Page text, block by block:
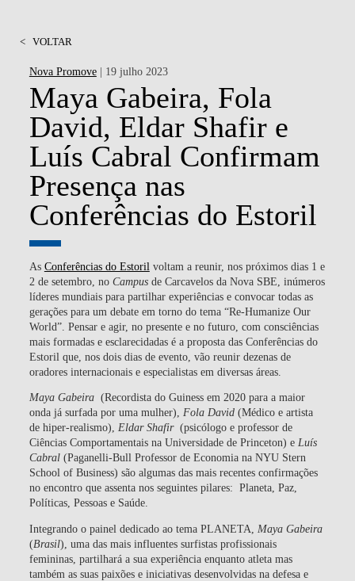
< VOLTAR
Nova Promove| 19 julho 2023
Maya Gabeira, Fola
David, Eldar Shafir e
Luís Cabral Confirmam
Presença nas
Conferências do Estoril
As Conferências do Estoril voltam a reunir, nos próximos dias 1 e
2 de setembro, no Campusde Carcavelos da Nova SBE, inúmeros
líderes mundiais para partilhar experiências e convocar todas as
gerações para um debate em torno do tema “Re-Humanize Our
World”. Pensar e agir, no presente e no futuro, com consciências
mais formadas e esclarecidadas é a proposta das Conferências do
Estoril que, nos dois dias de evento, vão reunir dezenas de
oradores internacionais e especialistas em diversas áreas.
Maya Gabeira(Recordista do Guiness em 2020 para a maior
onda já surfada por uma mulher), Fola David(Médico e artista
de hiper-realismo), Eldar Shafir(psicólogo e professor de
Ciências Comportamentais na Universidade de Princeton) e Luís
Cabral(Paganelli-Bull Professor de Economia na NYU Stern
School of Business) são algumas das mais recentes confirmações
no encontro que assenta nos seguintes pilares: Planeta, Paz,
Políticas, Pessoas e Saúde.
Integrando o painel dedicado ao tema PLANETA
Maya Gabeira
(Brasil), uma das mais influentes surfistas profissionais
femininas, partilhará a sua experiência enquanto atleta mas
também as suas paixões e iniciativas desenvolvidas na defesa e